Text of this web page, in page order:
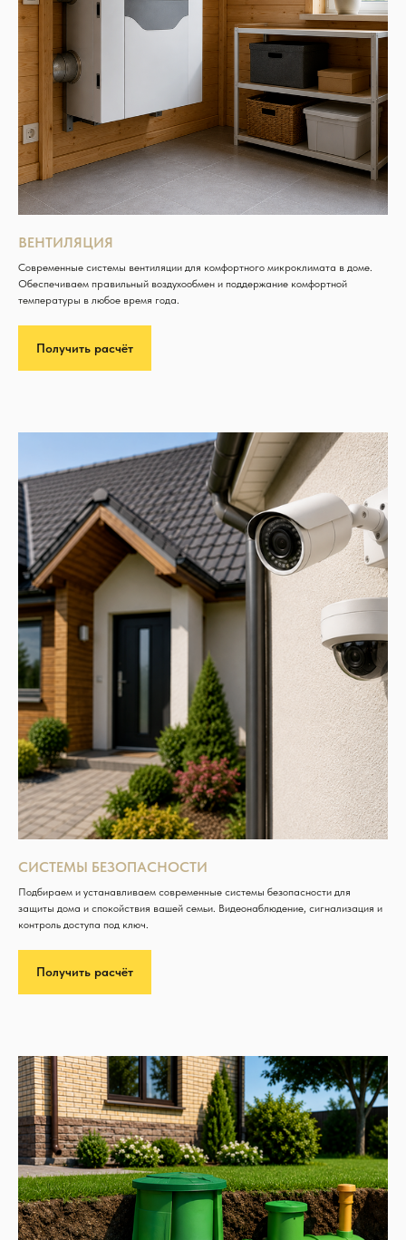
ВЕНТИЛЯЦИЯ
Современные системы вентиляции для комфортного микроклимата в доме.
Обеспечиваем правильный воздухообмен и поддержание комфортной
температуры в любое время года.
Получить расчёт
СИСТЕМЫ БЕЗОПАСНОСТИ
Подбираем и устанавливаем современные системы безопасности для
защиты дома и спокойствия вашей семьи. Видеонаблюдение, сигнализация и
контроль доступа под ключ.
Получить расчёт